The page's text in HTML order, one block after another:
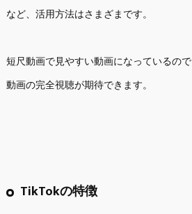
など、活用方法はさまざまです。
短尺動画で見やすい動画になっているので
動画の完全視聴が期待できます。
TikTokの特徴